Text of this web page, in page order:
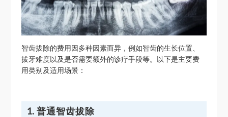
智齿拔除的费用因多种因素而异，例如智齿的生长位置、
拔牙难度以及是否需要额外的诊疗手段等。以下是主要费
用类别及适用场景：
1. 普通智齿拔除